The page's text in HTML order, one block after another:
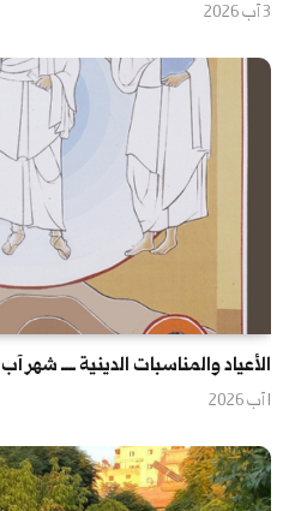
3 آب 2026
الأعياد والمناسبات الدينية ــــ شهر آب 2026
1 آب 2026